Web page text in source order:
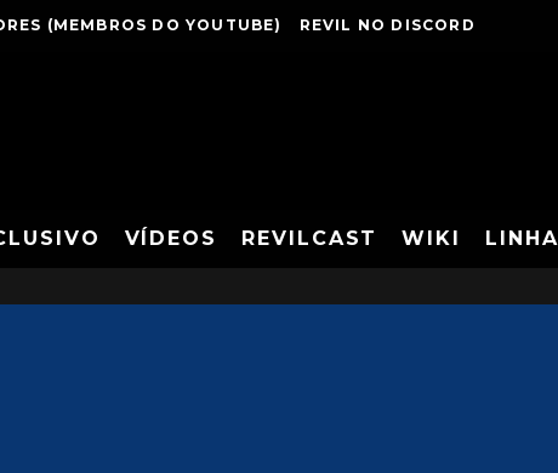
(MEMBROS DO YOUTUBE) REVIL NO DISCORD
VÍDEOS REVILCAST WIKI